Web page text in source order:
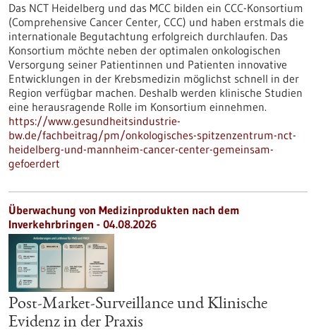
Das NCT Heidelberg und das MCC bilden ein CCC-Konsortium
(Comprehensive Cancer Center, CCC) und haben erstmals die
internationale Begutachtung erfolgreich durchlaufen. Das
Konsortium möchte neben der optimalen onkologischen
Versorgung seiner Patientinnen und Patienten innovative
Entwicklungen in der Krebsmedizin möglichst schnell in der
Region verfügbar machen. Deshalb werden klinische Studien
eine herausragende Rolle im Konsortium einnehmen.
https://www.gesundheitsindustrie-
bw.de/fachbeitrag/pm/onkologisches-spitzenzentrum-nct-
heidelberg-und-mannheim-cancer-center-gemeinsam-
gefoerdert
Überwachung von Medizinprodukten nach dem
Inverkehrbringen - 04.08.2026
Post-Market-Surveillance und Klinische
Evidenz in der Praxis